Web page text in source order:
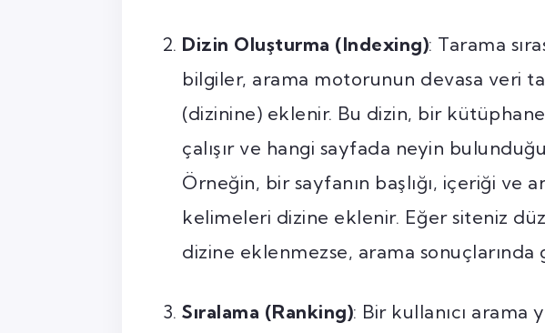
Dizin Oluşturma (Indexing): Tarama
bilgiler, arama motorunun devasa veri
(dizinine) eklenir. Bu dizin, bir
çalışır ve hangi sayfada neyin
Örneğin, bir sayfanın başlığı, içeriği ve
kelimeleri dizine eklenir. Eğer siteniz
dizine eklenmezse, arama sonuçlarında
Sıralama (Ranking): Bir kullanıcı arama